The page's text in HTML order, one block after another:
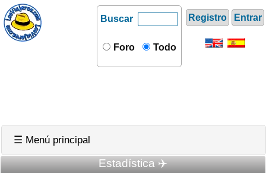
Registro Entrar
Buscar
Foro Todo
☰ Menú principal
Estadística ✈️